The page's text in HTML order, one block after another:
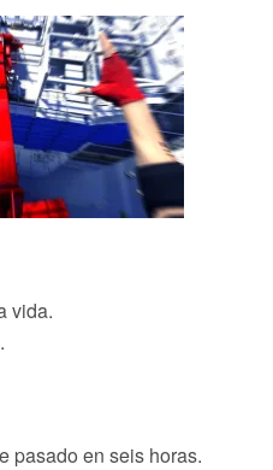
vida.
pasado en seis horas.